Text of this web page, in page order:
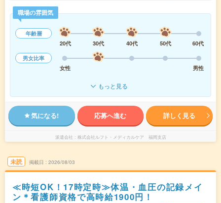
職場の雰囲気
年齢層
20代
30代 40代 50代
60代
男女比率
女性
男性
もっと見る
気になる! 応募へ進む 詳しく見る
派遣会社 株式会社ルフト・メディカルケア 福岡支店
未読 掲載日 2026/08/03
≪時短OK！17時定時≫体温・血圧の記録メイ
ン＊看護師資格で高時給1900円！